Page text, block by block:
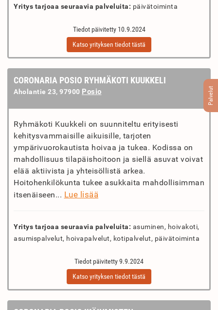
Palvelut
Yritys tarjoaa seuraavia palveluita: päivätoiminta
Tiedot päivitetty 10.9.2024
Katso yrityksen tiedot tästä
CORONARIA POSIO RYHMÄKOTI KUUKKELI
Aholantie 23, 97900 Posio
Ryhmäkoti Kuukkeli on suunniteltu erityisesti
kehitysvammaisille aikuisille, tarjoten
ympärivuorokautista hoivaa ja tukea. Kodissa on
mahdollisuus tilapäishoitoon ja siellä asuvat voivat
elää aktiivista ja yhteisöllistä arkea.
Hoitohenkilökunta tukee asukkaita mahdollisimman
itsenäiseen... Lue lisää
Yritys tarjoaa seuraavia palveluita: asuminen, hoivakoti,
asumispalvelut, hoivapalvelut, kotipalvelut, päivätoiminta
Tiedot päivitetty 9.9.2024
Katso yrityksen tiedot tästä